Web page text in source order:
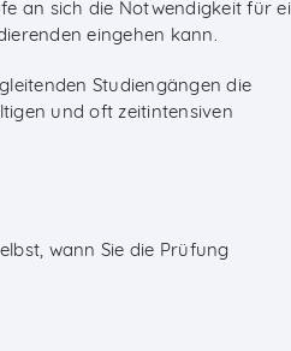
an sich die Notwendigkeit für
eingehen kann.
Studiengängen die
und oft zeitintensiven
wann Sie die Prüfung